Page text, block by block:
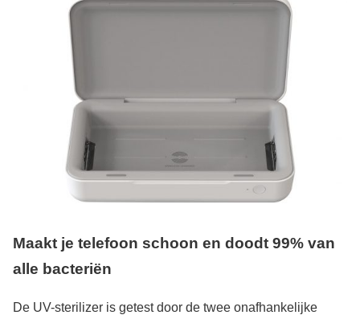
Maakt je telefoon schoon en doodt 99% van
alle bacteriën
De UV-sterilizer is getest door de twee onafhankelijke